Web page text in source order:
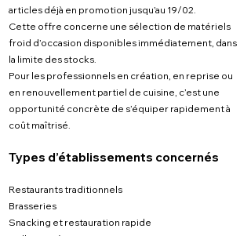
articles déjà en promotion jusqu’au 19/02.
Cette offre concerne une sélection de matériels
froid d’occasion disponibles immédiatement, dans
la limite des stocks.
Pour les professionnels en création, en reprise ou
en renouvellement partiel de cuisine, c’est une
opportunité concrète de s’équiper rapidement à
coût maîtrisé.
Types d’établissements concernés
Restaurants traditionnels
Brasseries
Snacking et restauration rapide